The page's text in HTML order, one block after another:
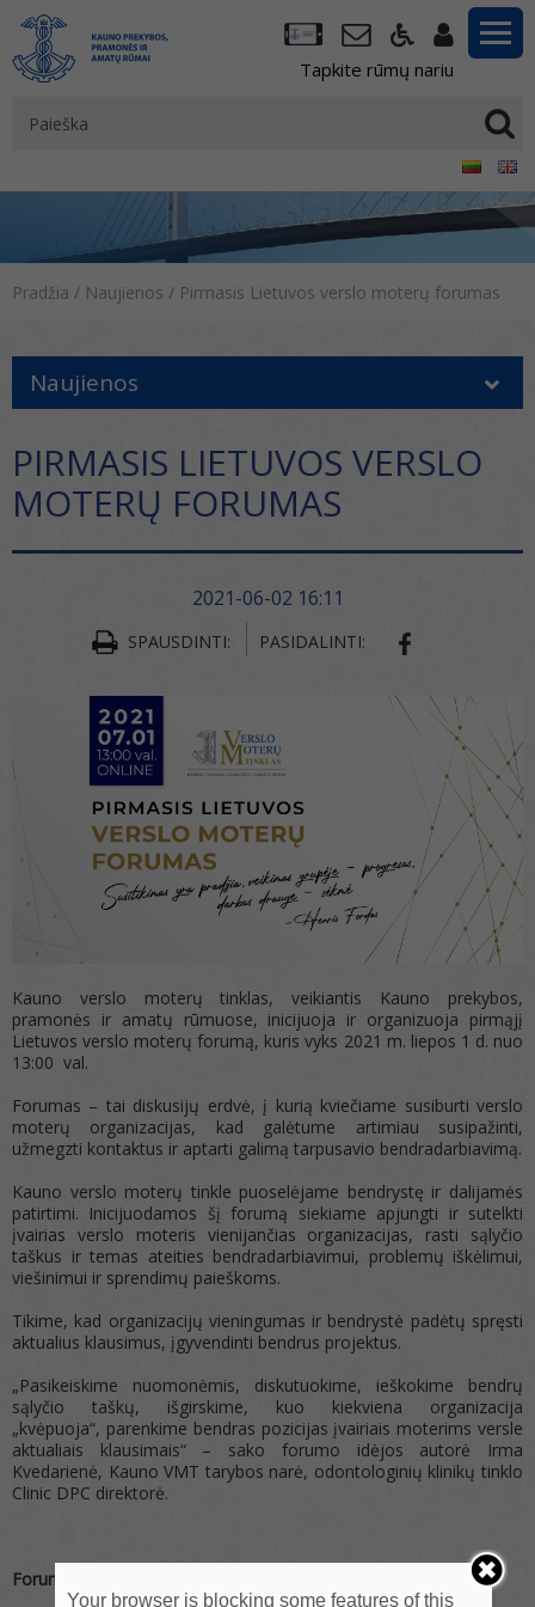
Tapkite rūmų nariu
Pradžia / Naujienos / Pirmasis Lietuvos verslo moterų forumas
Naujienos
PIRMASIS LIETUVOS VERSLO
MOTERŲ FORUMAS
2021-06-02 16:11
SPAUSDINTI: PASIDALINTI:
Kauno verslo moterų tinklas, veikiantis Kauno prekybos,
pramonės ir amatų rūmuose, inicijuoja ir organizuoja pirmąjį
Lietuvos verslo moterų forumą, kuris vyks 2021 m. liepos 1 d. nuo
13:00 val.
Forumas – tai diskusijų erdvė, į kurią kviečiame susiburti verslo
moterų organizacijas, kad galėtume artimiau susipažinti,
užmegzti kontaktus ir aptarti galimą tarpusavio bendradarbiavimą.
Kauno verslo moterų tinkle puoselėjame bendrystę ir dalijamės
patirtimi. Inicijuodamos šį forumą siekiame apjungti ir sutelkti
įvairias verslo moteris vienijančias organizacijas, rasti sąlyčio
taškus ir temas ateities bendradarbiavimui, problemų iškėlimui,
viešinimui ir sprendimų paieškoms.
Tikime, kad organizacijų vieningumas ir bendrystė padėtų spręsti
aktualius klausimus, įgyvendinti bendrus projektus.
„Pasikeiskime nuomonėmis, diskutuokime, ieškokime bendrų
sąlyčio taškų, išgirskime, kuo kiekviena organizacija
„kvėpuoja“, parenkime bendras pozicijas įvairiais moterims versle
aktualiais klausimais“ – sako forumo idėjos autorė Irma
Kvedarienė, Kauno VMT tarybos narė, odontologinių klinikų tinklo
Clinic DPC direktorė.
Forumo programoje:
Your browser is blocking some features of this